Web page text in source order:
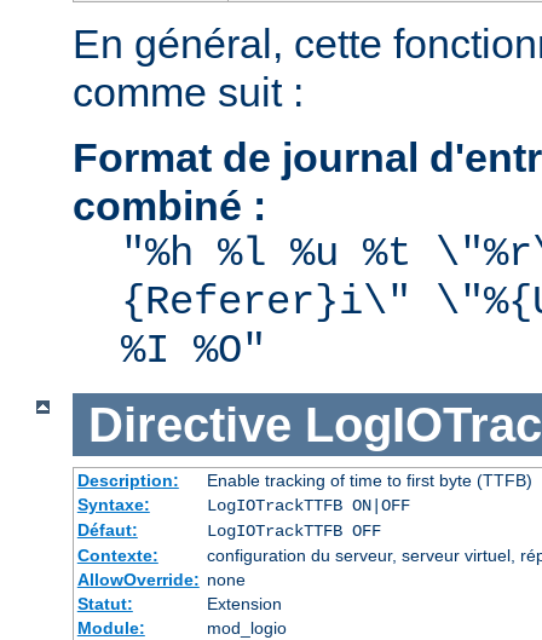
En général, cette
comme suit :
Format de journal
combiné :
"%h %l %u %t
{Referer}i\"
%I %O"
Directive
Description:
Enable tracking of time to first byte (TTFB)
Syntaxe:
LogIOTrackTTFB ON|OFF
Défaut:
LogIOTrackTTFB OFF
Contexte:
configuration du serveur, serveur virtuel,
AllowOverride: none
Statut:
Extension
Module:
mod_logio